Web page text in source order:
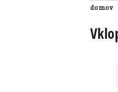
domov